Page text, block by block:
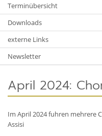
Terminübersicht
Downloads
externe Links
Newsletter
April 2024:
Im April 2024 fuhren mehrere
Assisi